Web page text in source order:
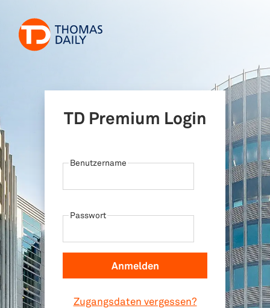
TD Premium Login
Benutzername
Passwort
Zugangsdaten vergessen?